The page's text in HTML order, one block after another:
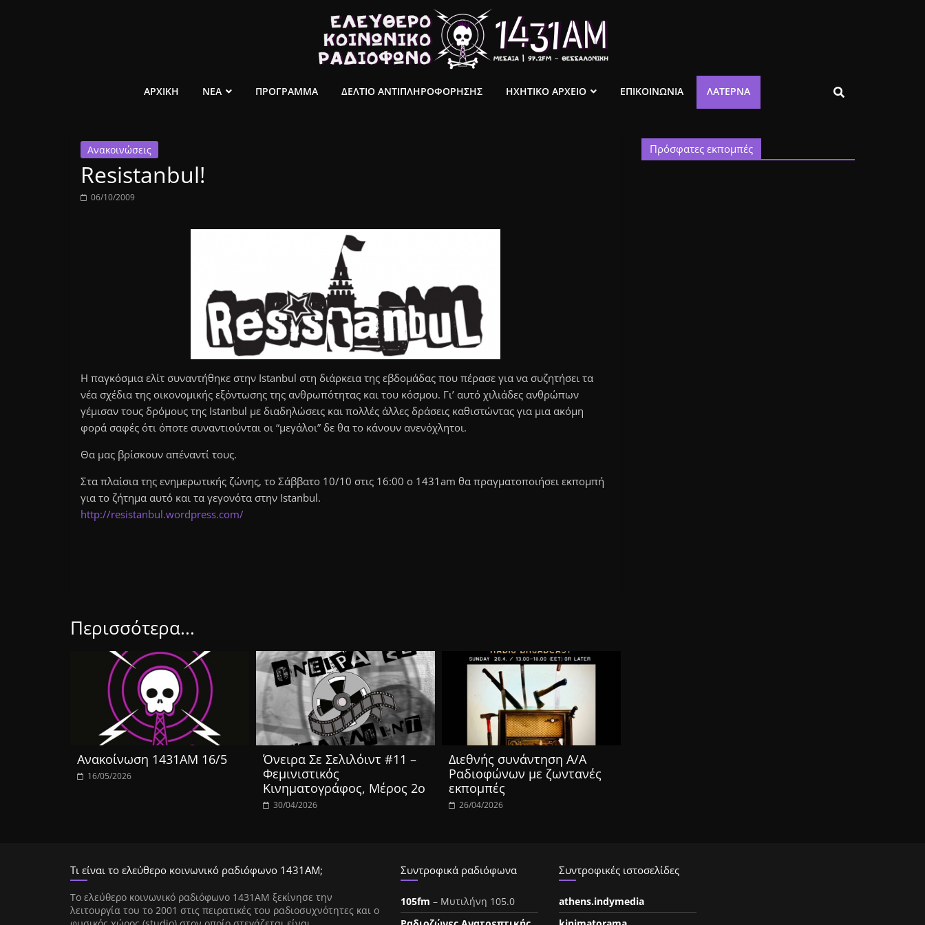
ελεύθερο
ραδιόφωνο
1431AM
ΑΡΧΙΚΗ ΝΕΑ ΠΡΟΓΡΑΜΜΑ ΔΕΛΤΙΟ ΑΝΤΙΠΛΗΡΟΦΟΡΗΣΗΣ ΗΧΗΤΙΚΟ ΑΡΧΕΙΟ ΕΠΙΚΟΙΝΩΝΙΑ ΛΑΤΈΡΝΑ
Ανακοινώσεις
Resistanbul!
06/10/2009
Η παγκόσμια ελίτ συναντήθηκε στην Istanbul στη διάρκεια της εβδομάδας που πέρασε για να συζητήσει τα
νέα σχέδια της οικονομικής εξόντωσης της ανθρωπότητας και του κόσμου. Γι’ αυτό χιλιάδες ανθρώπων
γέμισαν τους δρόμους της Istanbul με διαδηλώσεις και πολλές άλλες δράσεις καθιστώντας για μια ακόμη
φορά σαφές ότι όποτε συναντιούνται οι “μεγάλοι” δε θα το κάνουν ανενόχλητοι.
Θα μας βρίσκουν απέναντί τους.
Στα πλαίσια της ενημερωτικής ζώνης, το Σάββατο 10/10 στις 16:00 ο 1431am θα πραγματοποιήσει εκπομπή
για το ζήτημα αυτό και τα γεγονότα στην Istanbul.
http://resistanbul.wordpress.com/
Περισσότερα...
Ανακοίνωση 1431ΑΜ 16/5
16/05/2026
Όνειρα Σε Σελιλόιντ #11 –
Φεμινιστικός
Κινηματογράφος, Μέρος 2ο
30/04/2026
Διεθνής συνάντηση Α/Α
Ραδιοφώνων με ζωντανές
εκπομπές
26/04/2026
Πρόσφατες εκπομπές
Τι είναι το ελεύθερο κοινωνικό ραδιόφωνο 1431ΑΜ;
Tο ελεύθερο κοινωνικό ραδιόφωνο 1431AM ξεκίνησε την
λειτουργία του το 2001 στις πειρατικές του ραδιοσυχνότητες και ο
Συντροφικά ραδιόφωνα
105fm – Μυτιλήνη 105.0
Συντροφικές ιστοσελίδες
athens.indymedia